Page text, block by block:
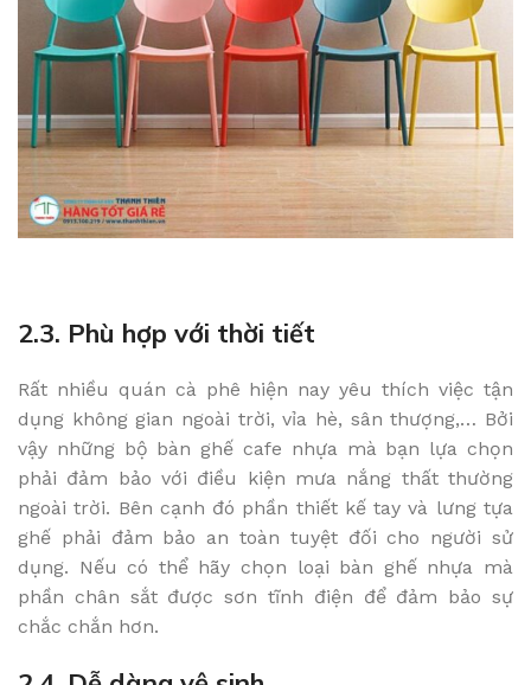
2.3. Phù hợp với thời tiết
Rất nhiều quán cà phê hiện nay yêu thích việc tận
dụng không gian ngoài trời, vỉa hè, sân thượng,… Bởi
vậy những bộ bàn ghế cafe nhựa mà bạn lựa chọn
phải đảm bảo với điều kiện mưa nắng thất thường
ngoài trời. Bên cạnh đó phần thiết kế tay và lưng tựa
ghế phải đảm bảo an toàn tuyệt đối cho người sử
dụng. Nếu có thể hãy chọn loại bàn ghế nhựa mà
phần chân sắt được sơn tĩnh điện để đảm bảo sự
chắc chắn hơn.